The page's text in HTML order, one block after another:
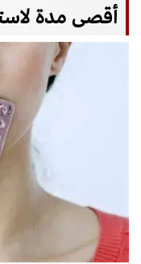
أقصى مدة